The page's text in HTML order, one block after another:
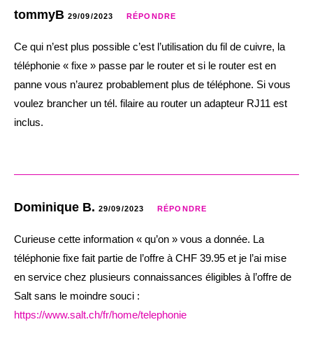
tommyB 29/09/2023 RÉPONDRE
Ce qui n’est plus possible c’est l’utilisation du fil de cuivre, la
téléphonie « fixe » passe par le router et si le router est en
panne vous n’aurez probablement plus de téléphone. Si vous
voulez brancher un tél. filaire au router un adapteur RJ11 est
inclus.
Dominique B. 29/09/2023 RÉPONDRE
Curieuse cette information « qu’on » vous a donnée. La
téléphonie fixe fait partie de l’offre à CHF 39.95 et je l’ai mise
en service chez plusieurs connaissances éligibles à l’offre de
Salt sans le moindre souci :
https://www.salt.ch/fr/home/telephonie